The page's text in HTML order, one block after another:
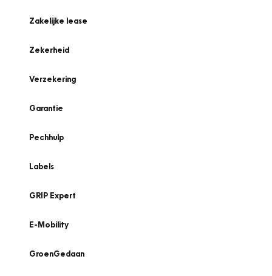
Zakelijke lease
Zekerheid
Verzekering
Garantie
Pechhulp
Labels
GRIP Expert
E-Mobility
GroenGedaan